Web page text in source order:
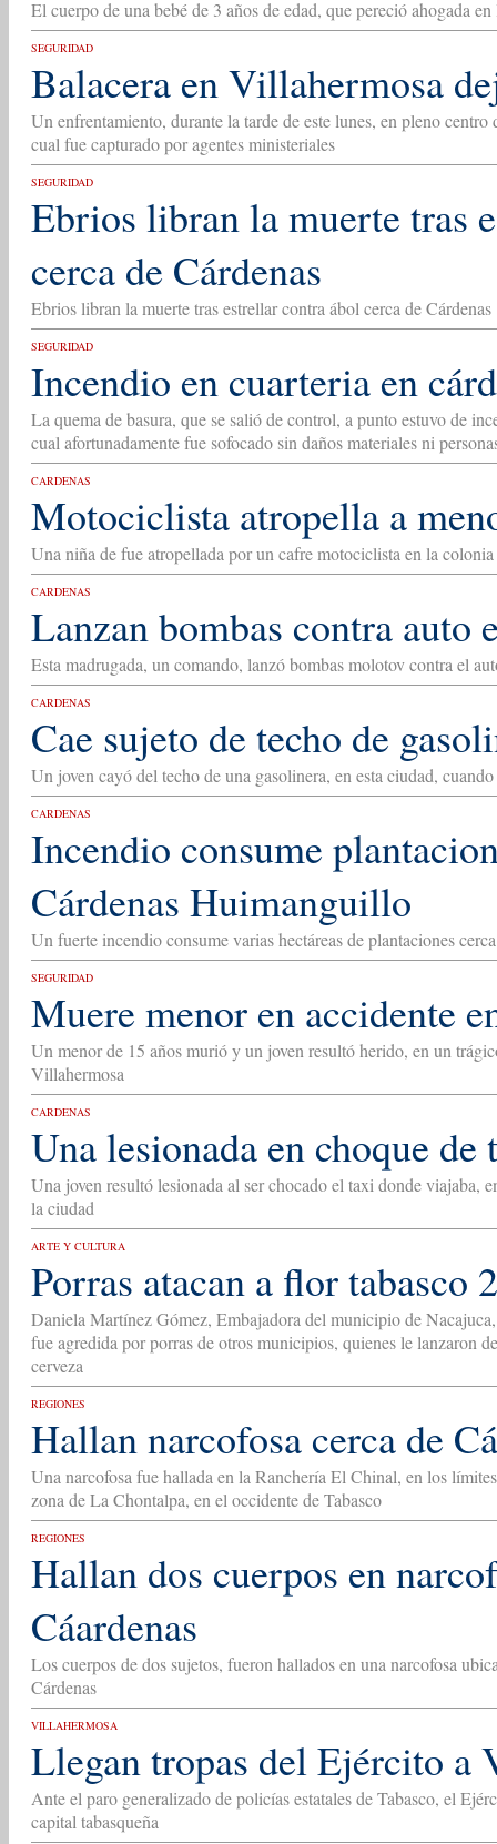
El cuerpo de una bebé de 3 años de edad, que pereció ahogada
SEGURIDAD
Balacera en Villahermosa
Un enfrentamiento, durante la tarde de este lunes, en pleno
cual fue capturado por agentes ministeriales
SEGURIDAD
Ebrios libran la muerte tras
cerca de Cárdenas
Ebrios libran la muerte tras estrellar contra ábol cerca de Cárdenas
SEGURIDAD
Incendio en cuarteria en
La quema de basura, que se salió de control, a punto estuvo de
cual afortunadamente fue sofocado sin daños materiales ni
CARDENAS
Motociclista atropella a
Una niña de fue atropellada por un cafre motociclista en la
CARDENAS
Lanzan bombas contra auto
Esta madrugada, un comando, lanzó bombas molotov contra el
CARDENAS
Cae sujeto de techo de
Un joven cayó del techo de una gasolinera, en esta ciudad,
CARDENAS
Incendio consume
Cárdenas Huimanguillo
Un fuerte incendio consume varias hectáreas de plantaciones
SEGURIDAD
Muere menor en accidente
Un menor de 15 años murió y un joven resultó herido, en un
Villahermosa
CARDENAS
Una lesionada en choque de
Una joven resultó lesionada al ser chocado el taxi donde viajaba,
la ciudad
ARTE Y CULTURA
Porras atacan a flor tabasco
Daniela Martínez Gómez, Embajadora del municipio de
fue agredida por porras de otros municipios, quienes le lanzaron
cerveza
REGIONES
Hallan narcofosa cerca de
Una narcofosa fue hallada en la Ranchería El Chinal, en los
zona de La Chontalpa, en el occidente de Tabasco
REGIONES
Hallan dos cuerpos en
Cáardenas
Los cuerpos de dos sujetos, fueron hallados en una narcofosa
Cárdenas
VILLAHERMOSA
Llegan tropas del Ejército a
Ante el paro generalizado de policías estatales de Tabasco, el
capital tabasqueña